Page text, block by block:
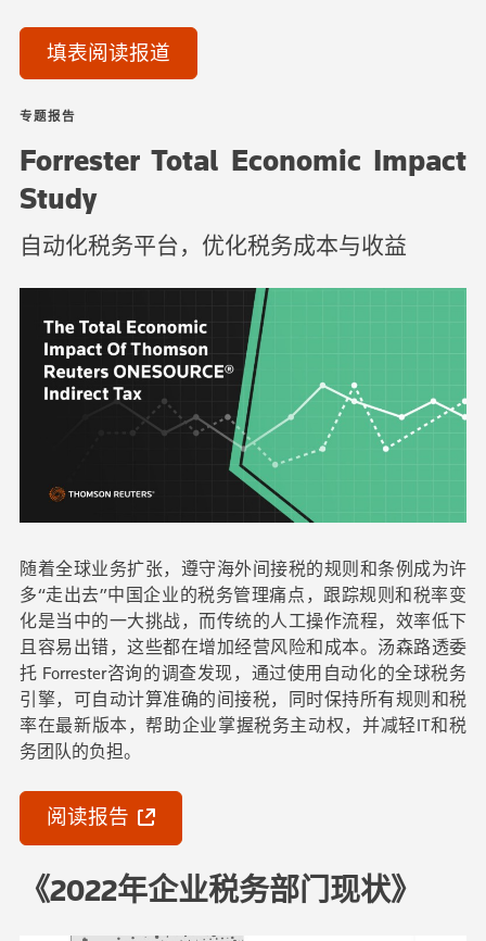
填表阅读报道
专题报告
Forrester Total Economic Impact
Study
自动化税务平台，优化税务成本与收益
随着全球业务扩张，遵守海外间接税的规则和条例成为许
多“走出去”中国企业的税务管理痛点，跟踪规则和税率变
化是当中的一大挑战，而传统的人工操作流程，效率低下
且容易出错，这些都在增加经营风险和成本。汤森路透委
托 Forrester咨询的调查发现，通过使用自动化的全球税务
引擎，可自动计算准确的间接税，同时保持所有规则和税
率在最新版本，帮助企业掌握税务主动权，并减轻IT和税
务团队的负担。
阅读报告
《2022年企业税务部门现状》